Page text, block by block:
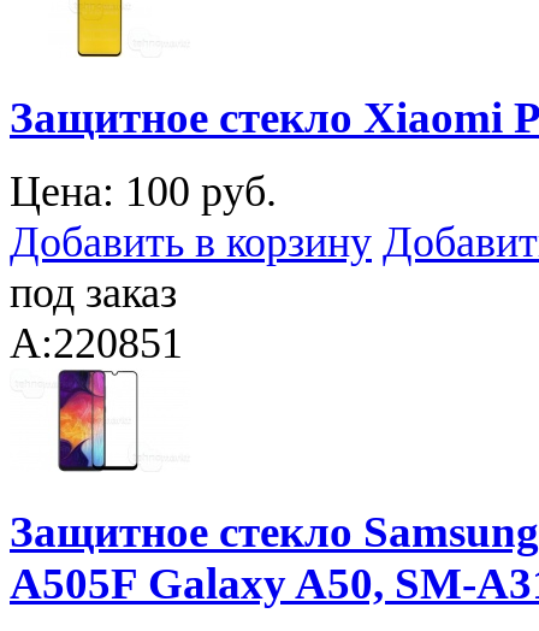
Защитное стекло Xiaomi
Цена: 100 руб.
Добавить в корзину
под заказ
A:220851
Защитное стекло
A505F Galaxy A50, SM-